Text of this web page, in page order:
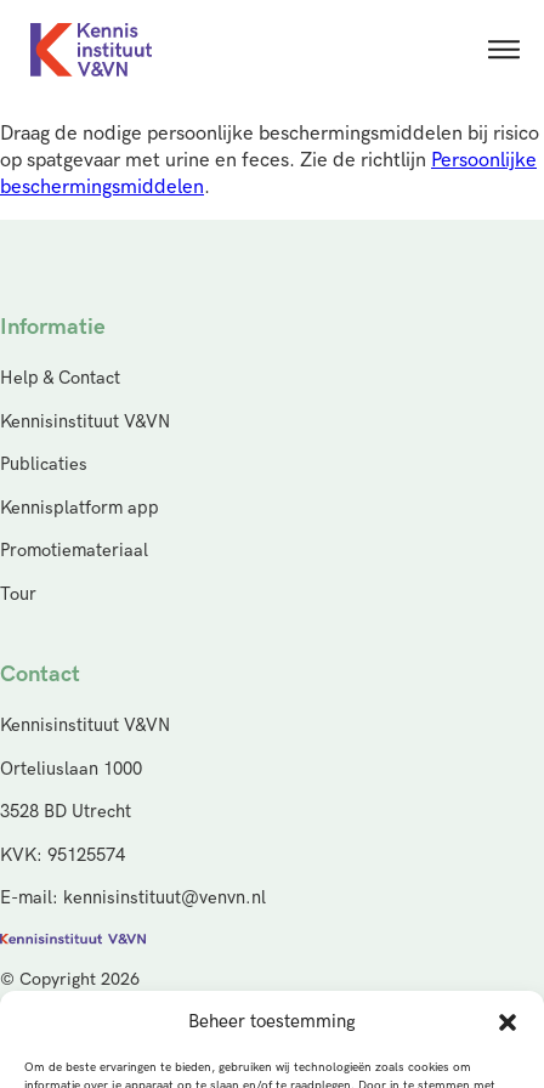
Beheer toestemming
Om de beste ervaringen te bieden, gebruiken wij technologieën zoals cookies om
Draag de nodige persoonlijke beschermingsmiddelen bij risico
op spatgevaar met urine en feces. Zie de richtlijn Persoonlijke
beschermingsmiddelen.
Informatie
Help & Contact
Kennisinstituut V&VN
Publicaties
Kennisplatform app
Promotiemateriaal
Tour
Contact
Kennisinstituut V&VN
Orteliuslaan 1000
3528 BD Utrecht
KVK: 95125574
E-mail: kennisinstituut@venvn.nl
© Copyright 2026
De activiteiten van het Kennisinstituut V&VN worden gefinancierd
vanuit de kwaliteitsgelden van het ministerie van Volksgezondheid,
Welzijn en Sport (VWS), beheerd door ZonMw.